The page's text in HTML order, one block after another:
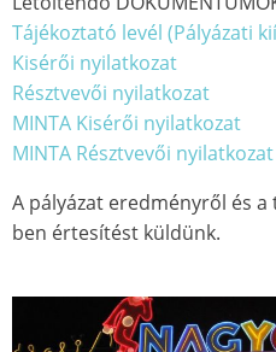
Tájékoztató levél (Pályázati
Kisérői nyilatkozat
Résztvevői nyilatkozat
MINTA Kisérői nyilatkozat
MINTA Résztvevői nyilatkozat
A pályázat eredményről és
ben értesítést küldünk.